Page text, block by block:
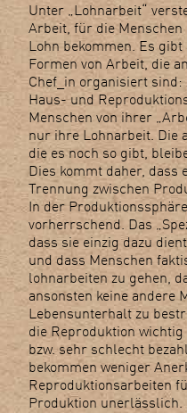
Unter „Lohnarbeit“
Arbeit, für die Menschen
Lohn bekommen. Es
Formen von Arbeit, die
Chef_in organisiert
Haus- und
Menschen von ihrer
nur ihre Lohnarbeit. Die
die es noch so gibt,
Dies kommt daher, dass
Trennung zwischen
In der
vorherrschend. Das
dass sie einzig dazu
und dass Menschen
lohnarbeiten zu gehen,
ansonsten keine andere
Lebensunterhalt zu
die Reproduktion
bzw. sehr schlecht
bekommen weniger
Reproduktionsarbeiten
Produktion unerlässlich.